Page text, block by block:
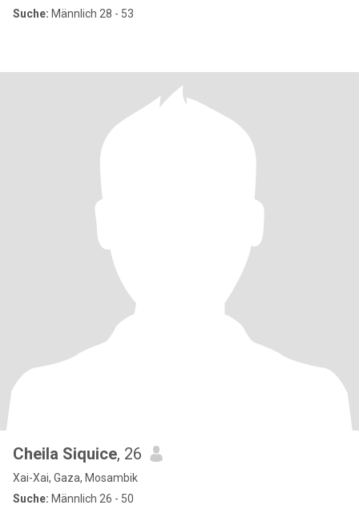
Suche: Männlich 28 - 53
Cheila Siquice, 26
Xai-Xai, Gaza, Mosambik
Suche: Männlich 26 - 50